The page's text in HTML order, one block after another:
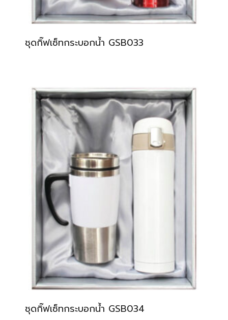
ชุดกิ๊ฟเซ็ทกระบอกน้ำ GSB033
ชุดกิ๊ฟเซ็ทกระบอกน้ำ GSB034